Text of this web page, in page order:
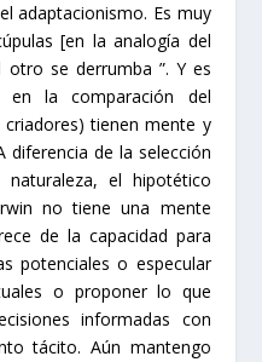
adaptacionismo. Es muy
[en la analogía del
se derrumba ”. Y es
en la comparación del
tienen mente y
diferencia de la selección
el hipotético
no tiene una mente
de la capacidad para
potenciales o especular
o proponer lo que
informadas con
tácito. Aún mantengo